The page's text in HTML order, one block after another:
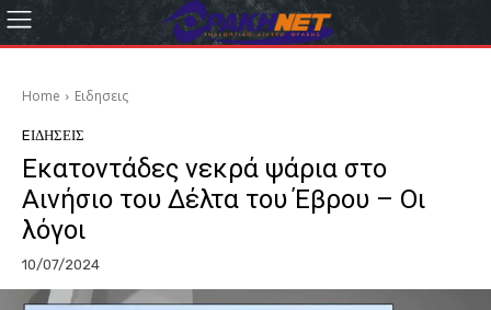
Home Eιδησεις
EΙΔΗΣΕΙΣ
Εκατοντάδες νεκρά ψάρια στο
Αινήσιο του Δέλτα του Έβρου – Οι
λόγοι
10/07/2024